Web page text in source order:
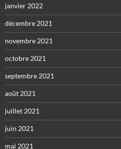
janvier 2022
décembre 2021
novembre 2021
octobre 2021
septembre 2021
août 2021
juillet 2021
juin 2021
mai 2021